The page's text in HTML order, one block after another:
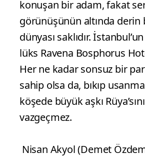
konuşan bir adam, fakat
görünüşünün altında derin
dünyası saklıdır.
lüks Ravena Bosphorus
Her ne kadar sonsuz bir
sahip olsa da, bıkıp
köşede büyük aşkı
vazgeçmez.
Nisan Akyol (Demet